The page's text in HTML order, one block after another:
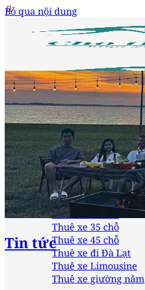
Bỏ qua nội dung
Trang chủ
Loại xe
Thuê xe 4 chỗ
Thuê xe 7 chỗ
Thuê xe 16 chỗ
Thuê xe 24 chỗ
Thuê xe 29 chỗ
Thuê xe 35 chỗ
Thuê xe 45 chỗ
Thuê xe đi Đà Lạt
Thuê xe Limousine
Thuê xe giường nằm
Tin tức